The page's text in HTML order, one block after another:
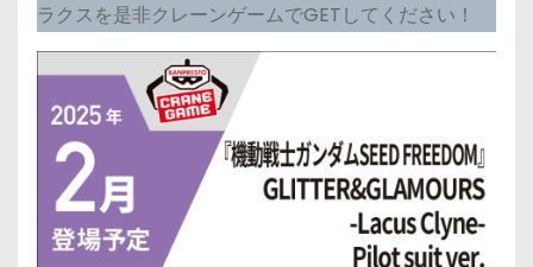
ラクスを是非クレーンゲームでGETしてください！